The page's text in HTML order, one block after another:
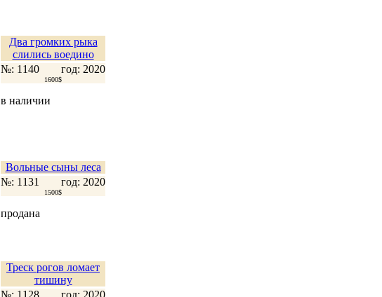
Два громких рыка
слились воедино
№: 1140
год: 2020
1600$
в наличии
Вольные сыны леса
№: 1131
год: 2020
1500$
продана
Треск рогов ломает
тишину
№: 1128
год: 2020